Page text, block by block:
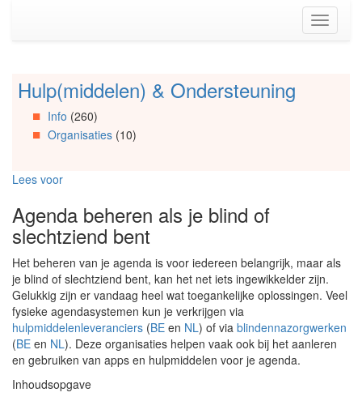
(Accesskey
Toggle
Spring
Artikels
Spring
Spring
Organisaties
Spring
Social
media
Hulp(middelen) & Ondersteuning
Info (260)
Organisaties(10)
Lees voor
Agenda beheren als je blind of
slechtziend bent
Het beheren van je agenda is voor iedereen belangrijk, maar als
je blind of slechtziend bent, kan het net iets ingewikkelder zijn.
Gelukkig zijn er vandaag heel wat toegankelijke oplossingen. Veel
fysieke agendasystemen kun je verkrijgen via
hulpmiddelenleveranciers (BE en NL) of via blindennazorgwerken
(BE en NL). Deze organisaties helpen vaak ook bij het aanleren
en gebruiken van apps en hulpmiddelen voor je agenda.
Inhoudsopgave